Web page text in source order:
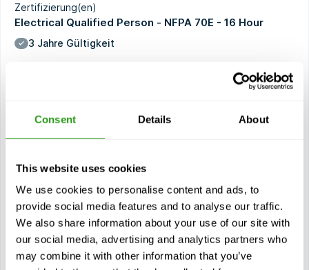
Consent Details About
This website uses cookies
We use cookies to personalise content and ads, to
provide social media features and to analyse our traffic.
We also share information about your use of our site with
our social media, advertising and analytics partners who
may combine it with other information that you’ve
Zertifizierung(en)
Electrical Qualified Person - NFPA 70E - 16 Hour
3 Jahre Gültigkeit
Module
Über NFPA 70Ed
Sicherheitsrelevante Arbeitspraktiken
Artikel 105 - Anwendung sicherheitsrelevanter
Arbeitspraktiken und Verfahren
Artikel 110 - Allgemeine Anforderungen an
sicherheitsrelevante elektrische Arbeitspraktiken
Artikel 120 - Schaffung eines elektrisch sicheren
Arbeitsumfelds